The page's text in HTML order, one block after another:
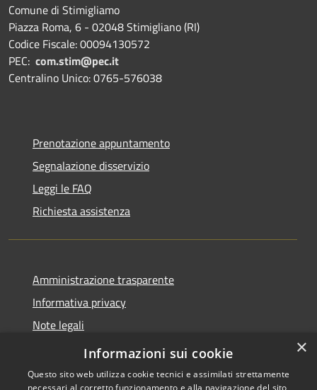
Comune di Stimigliamo
Piazza Roma, 6 - 02048 Stimigliano (RI)
Codice Fiscale: 00094130572
PEC: com.stim@pec.it
Centralino Unico: 0765-576038
Prenotazione appuntamento
Segnalazione disservizio
Leggi le FAQ
Richiesta assistenza
Amministrazione trasparente
Informativa privacy
Note legali
Dichiarazione di accessibilità
×
Informazioni sui cookie
Questo sito web utilizza cookie tecnici e assimilati strettamente
necessari al corretto funzionamento e alla navigazione del sito,